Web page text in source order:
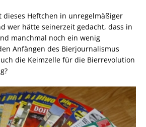
dieses Heftchen in unregelmäßiger
wer hätte seinerzeit gedacht, dass in
manchmal noch ein wenig
Anfängen des Bierjournalismus
die Keimzelle für die Bierrevolution